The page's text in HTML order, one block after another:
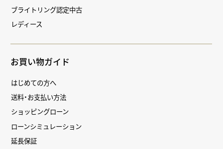
ブライトリング認定中古
レディース
お買い物ガイド
はじめての方へ
送料・お支払い方法
ショッピングローン
ローンシミュレーション
延長保証